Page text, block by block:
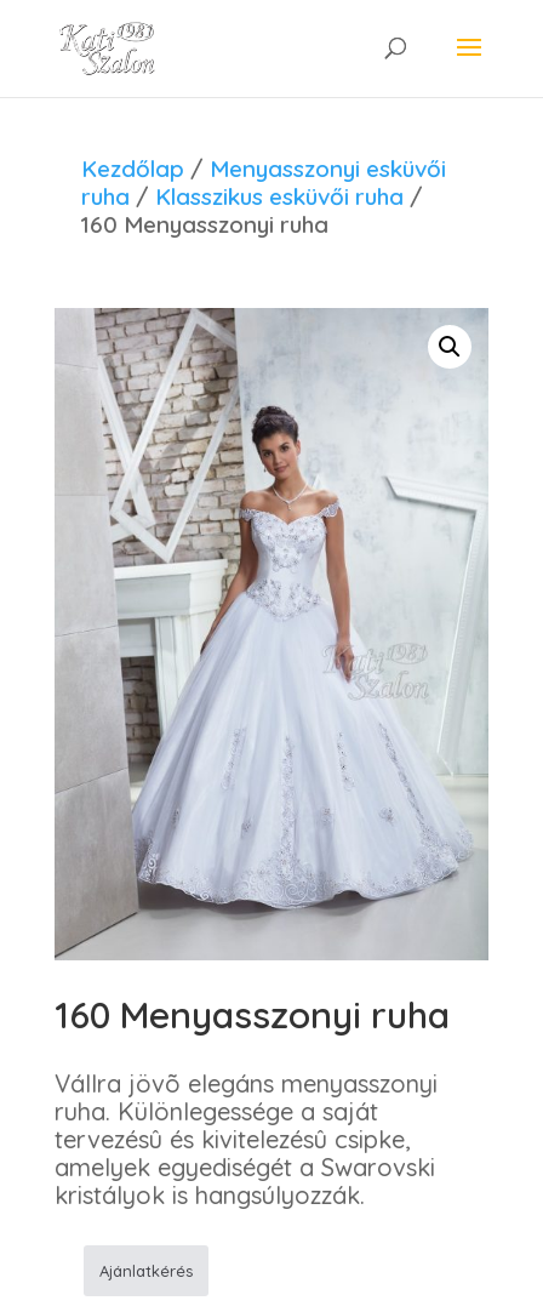
Kezdőlap / Menyasszonyi esküvői
ruha / Klasszikus esküvői ruha /
160 Menyasszonyi ruha
160 Menyasszonyi ruha
Vállra jövõ elegáns menyasszonyi
ruha. Különlegessége a saját
tervezésû és kivitelezésû csipke,
amelyek egyediségét a Swarovski
kristályok is hangsúlyozzák.
Ajánlatkérés